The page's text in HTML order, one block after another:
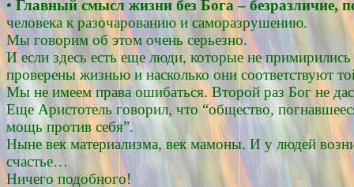
• Главный смысл жизни без Бога – безразличие,
человека к разочарованию и саморазрушению.
Мы говорим об этом очень серьезно.
И если здесь есть еще люди, которые не
проверены жизнью и насколько они соответствуют
Мы не имеем права ошибаться. Второй раз Бог не
Еще Аристотель говорил, что “общество,
мощь против себя”.
Ныне век материализма, век мамоны. И у людей
счастье…
Ничего подобного!